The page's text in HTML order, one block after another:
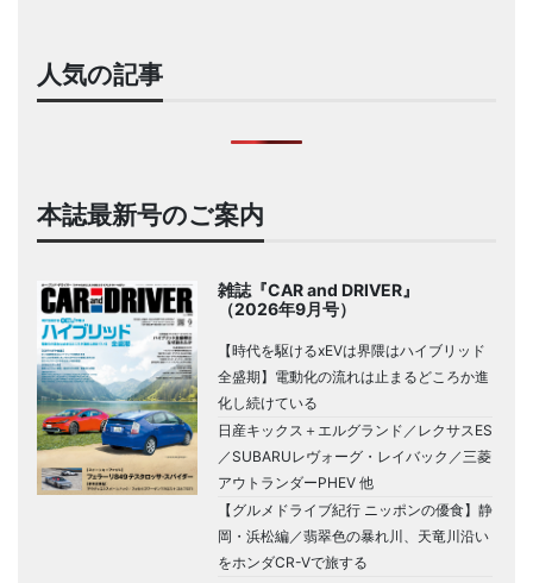
人気の記事
本誌最新号のご案内
雑誌『CAR and DRIVER』
（2026年9月号）
【時代を駆けるxEVは界隈はハイブリッド
全盛期】電動化の流れは止まるどころか進
化し続けている
日産キックス＋エルグランド／レクサスES
／SUBARUレヴォーグ・レイバック／三菱
アウトランダーPHEV 他
【グルメドライブ紀行 ニッポンの優食】静
岡・浜松編／翡翠色の暴れ川、天竜川沿い
をホンダCR-Vで旅する